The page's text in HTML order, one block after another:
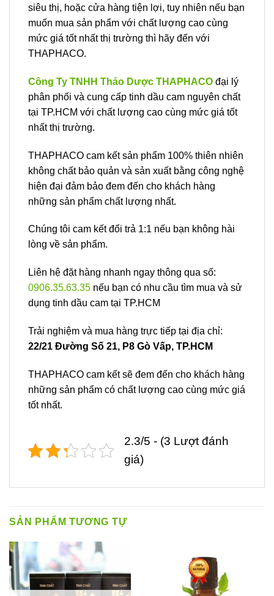
siêu thị, hoặc cửa hàng tiện lợi, tuy nhiên nếu bạn
muốn mua sản phẩm với chất lượng cao cùng
mức giá tốt nhất thị trường thì hãy đến với
THAPHACO.
Công Ty TNHH Thảo Dược THAPHACO đại lý
phân phối và cung cấp tinh dầu cam nguyên chất
tại TP.HCM với chất lượng cao cùng mức giá tốt
nhất thị trường.
THAPHACO cam kết sản phẩm 100% thiên nhiên
không chất bảo quản và sản xuất bằng công nghệ
hiện đại đảm bảo đem đến cho khách hàng
những sản phẩm chất lượng nhất.
Chúng tôi cam kết đổi trả 1:1 nếu bạn không hài
lòng về sản phẩm.
Liên hệ đặt hàng nhanh ngay thông qua số:
0906.35.63.35 nếu bạn có nhu cầu tìm mua và sử
dụng tinh dầu cam tại TP.HCM
Trải nghiệm và mua hàng trực tiếp tại địa chỉ:
22/21 Đường Số 21, P8 Gò Vấp, TP.HCM
THAPHACO cam kết sẽ đem đến cho khách hàng
những sản phẩm có chất lượng cao cùng mức giá
tốt nhất.
2.3/5 - (3 Lượt đánh
giá)
SẢN PHẨM TƯƠNG TỰ